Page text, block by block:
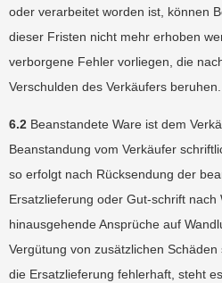
oder verarbeitet worden ist, können
dieser Fristen nicht mehr erhoben
verborgene Fehler vorliegen, die
Verschulden des Verkäufers beruhen.
6.2 Beanstandete Ware ist dem
Beanstandung vom Verkäufer
so erfolgt nach Rücksendung der
Ersatzlieferung oder Gut-schrift
hinausgehende Ansprüche auf
Vergütung von zusätzlichen
die Ersatzlieferung fehlerhaft, steht